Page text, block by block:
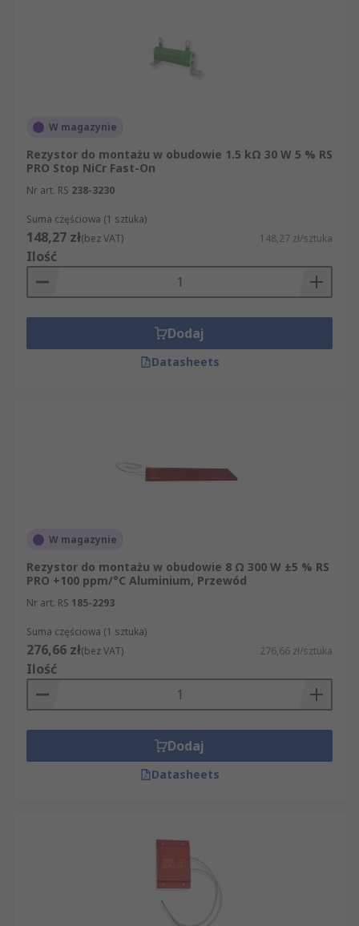
W magazynie
Rezystor do montażu w obudowie 1.5 kΩ 30 W 5 % RS
PRO Stop NiCr Fast-On
Nr art. RS 238-3230
Suma częściowa (1 sztuka)
148,27 zł(bez VAT) 148,27 zł/sztuka
Ilość
Dodaj
Datasheets
W magazynie
Rezystor do montażu w obudowie 8 Ω 300 W ±5 % RS
PRO +100 ppm/°C Aluminium, Przewód
Nr art. RS 185-2293
Suma częściowa (1 sztuka)
276,66 zł(bez VAT) 276,66 zł/sztuka
Ilość
Dodaj
Datasheets